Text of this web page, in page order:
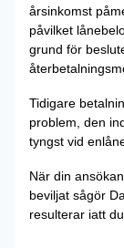
årsinkomst
påvilket
grund för
Tidigare
problem, den
tyngst vid
När din
beviljat sågör
resulterar iatt